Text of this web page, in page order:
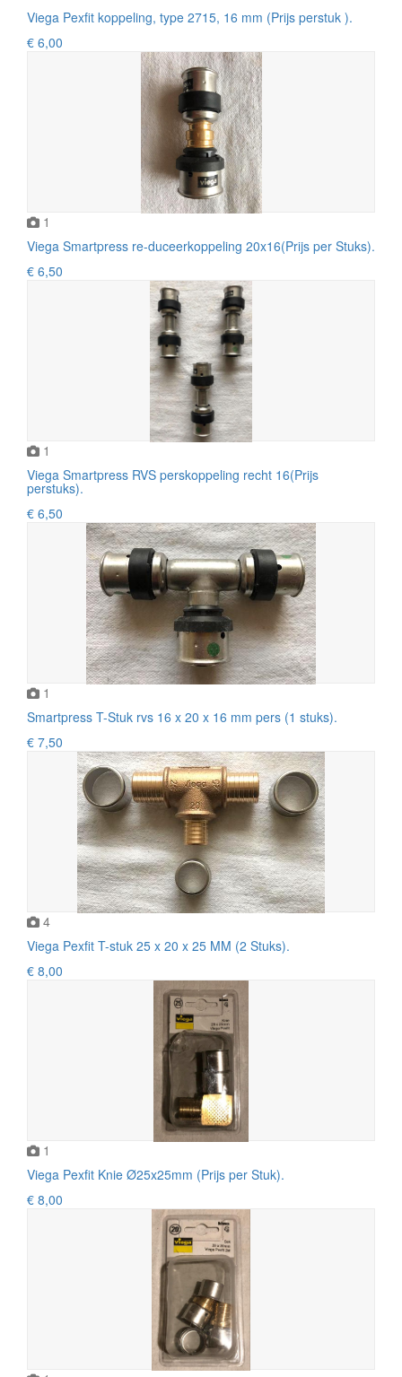
Viega Pexfit koppeling, type 2715, 16 mm (Prijs perstuk ).
€ 6,00
1
Viega Smartpress re-duceerkoppeling 20x16(Prijs per Stuks).
€ 6,50
1
Viega Smartpress RVS perskoppeling recht 16(Prijs
perstuks).
€ 6,50
1
Smartpress T-Stuk rvs 16 x 20 x 16 mm pers (1 stuks).
€ 7,50
4
Viega Pexfit T-stuk 25 x 20 x 25 MM (2 Stuks).
€ 8,00
1
Viega Pexfit Knie Ø25x25mm (Prijs per Stuk).
€ 8,00